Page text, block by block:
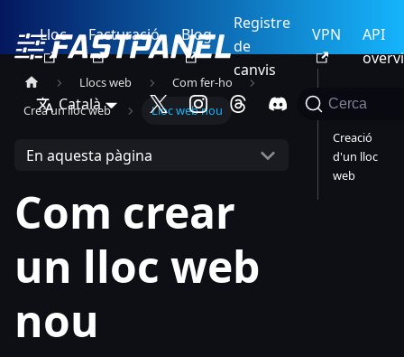
Lloc Facturació Blog
Registre
de
canvis
VPN
API
Català Cerca
Llocs web
Com fer-ho
Crea un lloc web
Lloc web nou
En aquesta pàgina
Com crear
un lloc web
nou
ció
Creació
d'un lloc
web